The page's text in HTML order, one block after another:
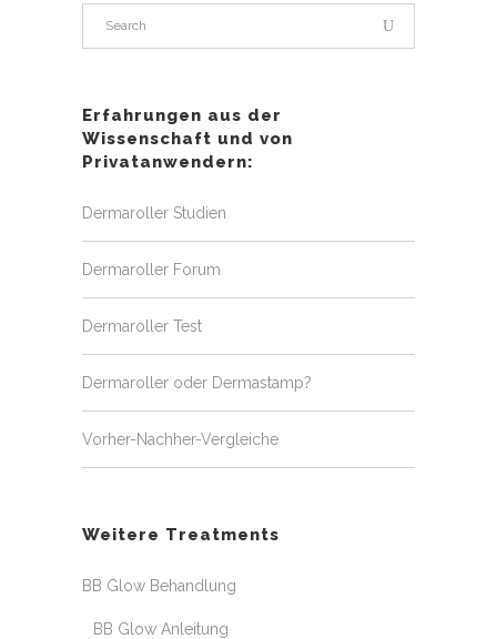
Erfahrungen aus der
Wissenschaft und von
Privatanwendern:
Dermaroller Studien
Dermaroller Forum
Dermaroller Test
Dermaroller oder Dermastamp?
Vorher-Nachher-Vergleiche
Weitere Treatments
BB Glow Behandlung
BB Glow Anleitung